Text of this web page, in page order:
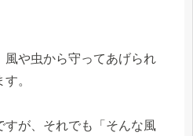
風や虫から守ってあげられ
す。
すが、それでも「そんな風